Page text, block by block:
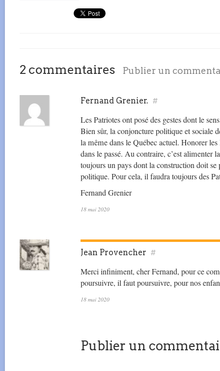
2 commentaires Publier un
Fernand Grenier. #
Les Patriotes ont posé des gestes dont le
Bien sûr, la conjoncture politique et sociale
la même dans le Québec actuel. Honorer les
dans le passé. Au contraire, c’est alimenter
toujours un pays dont la construction doit
politique. Pour cela, il faudra toujours des
Fernand Grenier
18 mai 2020
Jean Provencher #
Merci infiniment, cher Fernand, pour ce
poursuivre, il faut poursuivre, pour nos
18 mai 2020
Publier un